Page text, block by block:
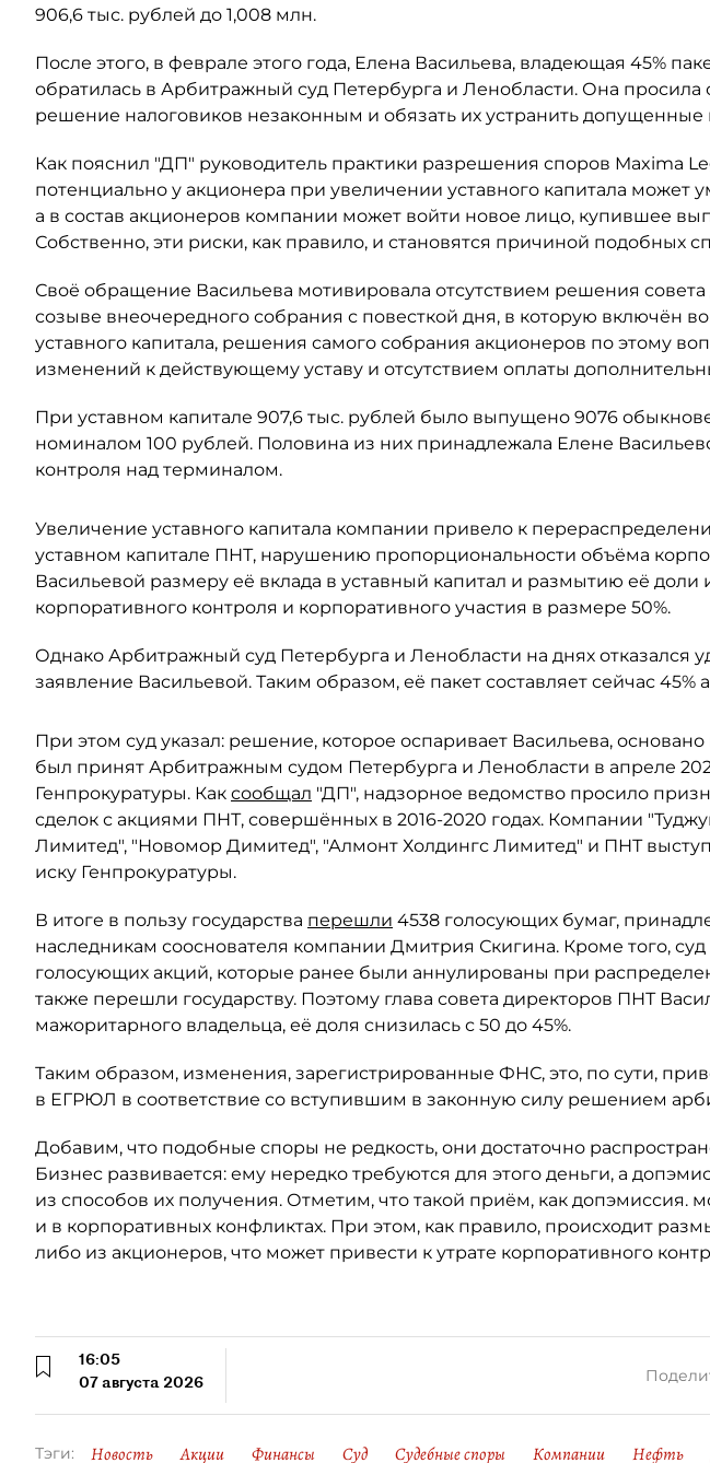
906,6 тыс. рублей до 1,008 млн.
После этого, в феврале этого года, Елена Васильева, владеющая 45%
обратилась в Арбитражный суд Петербурга и Ленобласти. Она просила
решение налоговиков незаконным и обязать их устранить
Как пояснил "ДП" руководитель практики разрешения споров Maxima
потенциально у акционера при увеличении уставного капитала может
а в состав акционеров компании может войти новое лицо, купившее
Собственно, эти риски, как правило, и становятся причиной подобных
Своё обращение Васильева мотивировала отсутствием решения
созыве внеочередного собрания с повесткой дня, в которую включён
уставного капитала, решения самого собрания акционеров по этому
изменений к действующему уставу и отсутствием оплаты
При уставном капитале 907,6 тыс. рублей было выпущено 9076
номиналом 100 рублей. Половина из них принадлежала Елене
контроля над терминалом.
Увеличение уставного капитала компании привело к
уставном капитале ПНТ, нарушению пропорциональности объёма
Васильевой размеру её вклада в уставный капитал и размытию её доли
корпоративного контроля и корпоративного участия в размере 50%.
Однако Арбитражный суд Петербурга и Ленобласти на днях отказался
заявление Васильевой. Таким образом, её пакет составляет сейчас 45%
При этом суд указал: решение, которое оспаривает Васильева,
был принят Арбитражным судом Петербурга и Ленобласти в апреле
Генпрокуратуры. Как сообщал "ДП", надзорное ведомство просило
сделок с акциями ПНТ, совершённых в 2016-2020 годах. Компании
Лимитед", "Новомор Димитед", "Алмонт Холдингс Лимитед" и ПНТ
иску Генпрокуратуры.
В итоге в пользу государства перешли 4538 голосующих бумаг,
наследникам сооснователя компании Дмитрия Скигина. Кроме того, суд
голосующих акций, которые ранее были аннулированы при
также перешли государству. Поэтому глава совета директоров ПНТ
мажоритарного владельца, её доля снизилась с 50 до 45%.
Таким образом, изменения, зарегистрированные ФНС, это, по сути,
в ЕГРЮЛ в соответствие со вступившим в законную силу решением
Добавим, что подобные споры не редкость, они достаточно
Бизнес развивается: ему нередко требуются для этого деньги, а
из способов их получения. Отметим, что такой приём, как допэмиссия.
и в корпоративных конфликтах. При этом, как правило, происходит
либо из акционеров, что может привести к утрате корпоративного
16:05
07 августа 2026
Тэги: Новость Акции Финансы Суд Судебные споры Компании Нефть